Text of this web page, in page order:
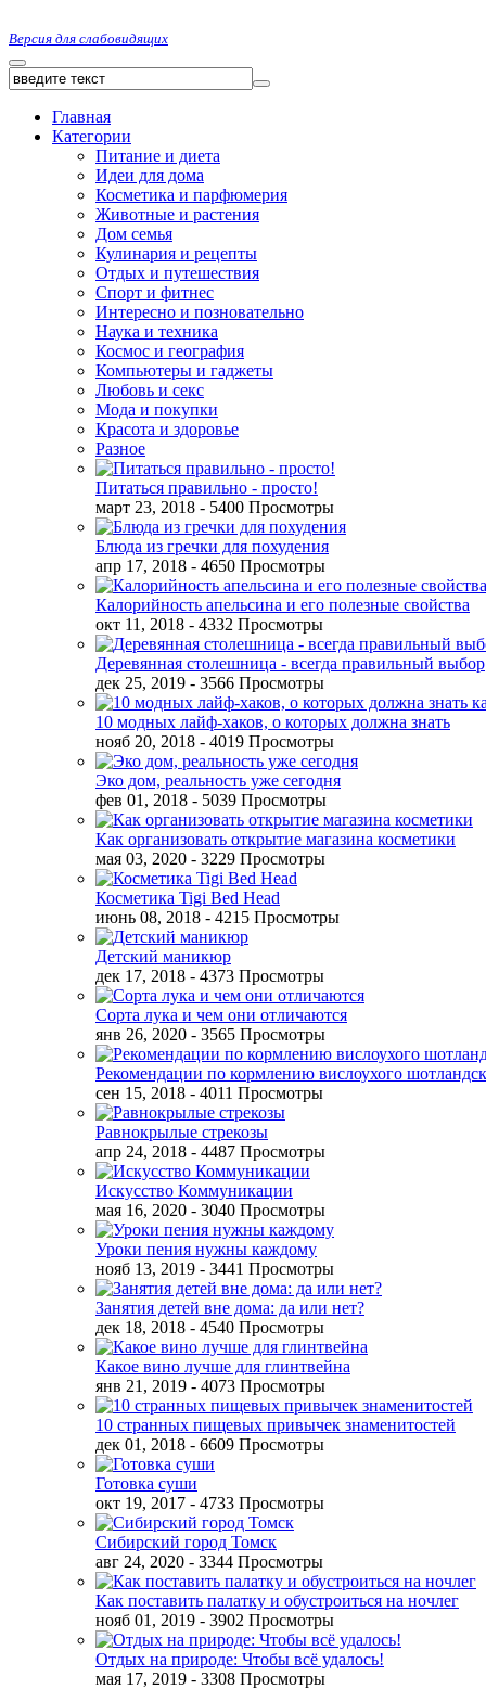
Версия для слабовидящих
Главная
Категории
Питание и диета
Идеи для дома
Косметика и парфюмерия
Животные и растения
Дом семья
Кулинария и рецепты
Отдых и путешествия
Спорт и фитнес
Интересно и позновательно
Наука и техника
Космос и география
Компьютеры и гаджеты
Любовь и секс
Мода и покупки
Красота и здоровье
Разное
Питаться правильно - просто!
март 23, 2018 - 5400 Просмотры
Блюда из гречки для похудения
апр 17, 2018 - 4650 Просмотры
Калорийность апельсина и его полезные свойства
окт 11, 2018 - 4332 Просмотры
Деревянная столешница - всегда правильный выбор
дек 25, 2019 - 3566 Просмотры
10 модных лайф-хаков, о которых должна знать
нояб 20, 2018 - 4019 Просмотры
Эко дом, реальность уже сегодня
фев 01, 2018 - 5039 Просмотры
Как организовать открытие магазина косметики
мая 03, 2020 - 3229 Просмотры
Косметика Tigi Bed Head
июнь 08, 2018 - 4215 Просмотры
Детский маникюр
дек 17, 2018 - 4373 Просмотры
Сорта лука и чем они отличаются
янв 26, 2020 - 3565 Просмотры
Рекомендации по кормлению вислоухого
сен 15, 2018 - 4011 Просмотры
Равнокрылые стрекозы
апр 24, 2018 - 4487 Просмотры
Искусство Коммуникации
мая 16, 2020 - 3040 Просмотры
Уроки пения нужны каждому
нояб 13, 2019 - 3441 Просмотры
Занятия детей вне дома: да или нет?
дек 18, 2018 - 4540 Просмотры
Какое вино лучше для глинтвейна
янв 21, 2019 - 4073 Просмотры
10 странных пищевых привычек знаменитостей
дек 01, 2018 - 6609 Просмотры
Готовка суши
окт 19, 2017 - 4733 Просмотры
Сибирский город Томск
авг 24, 2020 - 3344 Просмотры
Как поставить палатку и обустроиться на ночлег
нояб 01, 2019 - 3902 Просмотры
Отдых на природе: Чтобы всё удалось!
мая 17, 2019 - 3308 Просмотры